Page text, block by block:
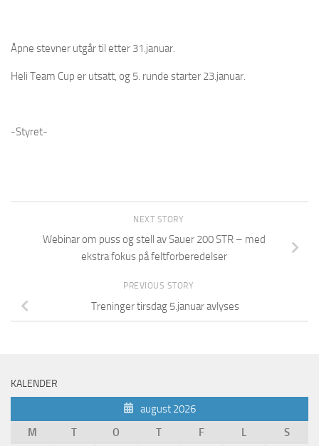
Åpne stevner utgår til etter 31.januar.
Heli Team Cup er utsatt, og 5. runde starter 23.januar.
-Styret-
NEXT STORY
Webinar om puss og stell av Sauer 200 STR – med
ekstra fokus på feltforberedelser
PREVIOUS STORY
Treninger tirsdag 5.januar avlyses
KALENDER
august 2026
M
T O T F L
S